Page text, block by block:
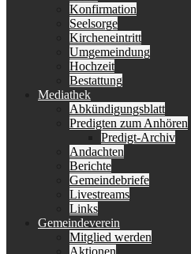
Konfirmation
Seelsorge
Kircheneintritt
Umgemeindung
Hochzeit
Bestattung
Mediathek
Abkündigungsblatt
Predigten zum Anhören
Predigt-Archiv
Andachten
Berichte
Gemeindebriefe
Livestreams
Links
Gemeindeverein
Mitglied werden
Aktionen